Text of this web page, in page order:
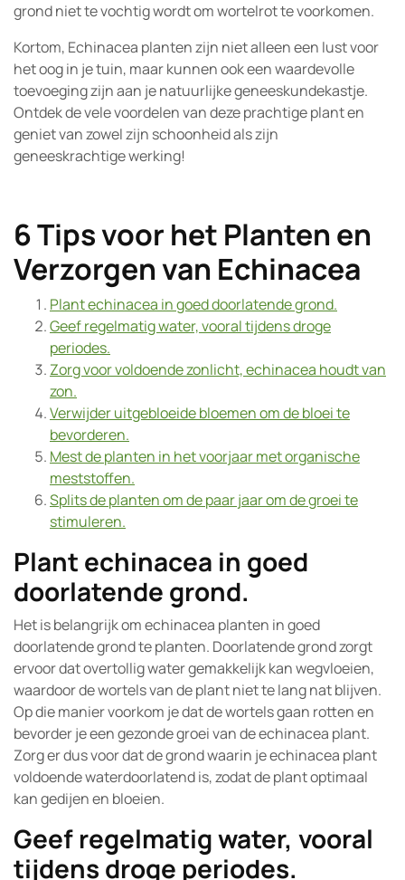
grond niet te vochtig wordt om wortelrot te voorkomen.
Kortom, Echinacea planten zijn niet alleen een lust voor
het oog in je tuin, maar kunnen ook een waardevolle
toevoeging zijn aan je natuurlijke geneeskundekastje.
Ontdek de vele voordelen van deze prachtige plant en
geniet van zowel zijn schoonheid als zijn
geneeskrachtige werking!
6 Tips voor het Planten en
Verzorgen van Echinacea
Plant echinacea in goed doorlatende grond.
Geef regelmatig water, vooral tijdens droge
periodes.
Zorg voor voldoende zonlicht, echinacea houdt van
zon.
Verwijder uitgebloeide bloemen om de bloei te
bevorderen.
Mest de planten in het voorjaar met organische
meststoffen.
Splits de planten om de paar jaar om de groei te
stimuleren.
Plant echinacea in goed
doorlatende grond.
Het is belangrijk om echinacea planten in goed
doorlatende grond te planten. Doorlatende grond zorgt
ervoor dat overtollig water gemakkelijk kan wegvloeien,
waardoor de wortels van de plant niet te lang nat blijven.
Op die manier voorkom je dat de wortels gaan rotten en
bevorder je een gezonde groei van de echinacea plant.
Zorg er dus voor dat de grond waarin je echinacea plant
voldoende waterdoorlatend is, zodat de plant optimaal
kan gedijen en bloeien.
Geef regelmatig water, vooral
tijdens droge periodes.